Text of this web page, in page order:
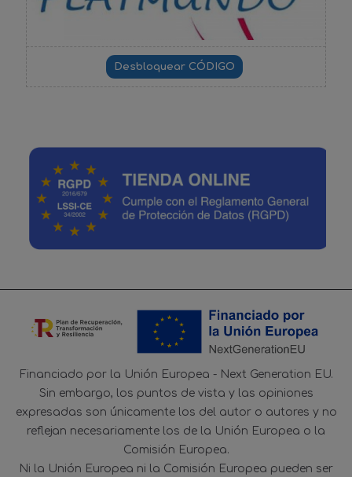
Financiado por la Unión Europea - Next Generation EU.
Sin embargo, los puntos de vista y las opiniones
expresadas son únicamente los del autor o autores y no
reflejan necesariamente los de la Unión Europea o la
Comisión Europea.
Ni la Unión Europea ni la Comisión Europea pueden ser